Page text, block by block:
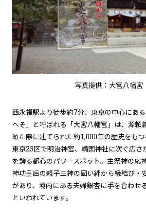
写真提供：大宮八幡宮
西永福駅より徒歩約7分、東京の中心にあ
へそ」と呼ばれる「大宮八幡宮」は、源頼
めた際に建てられた約1,000年の歴史をもつ
東京23区で明治神宮、靖国神社に次ぐ広さ
を誇る都心のパワースポット。主祭神の応
神功皇后の親子三神の固い絆から縁結び・
があり、境内にある夫婦銀杏に手を合わせ
といわれています。